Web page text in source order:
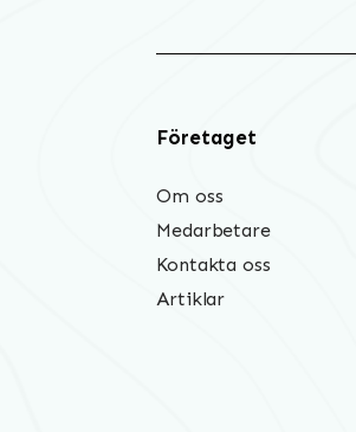
Företaget
Om oss
Medarbetare
Kontakta oss
Artiklar